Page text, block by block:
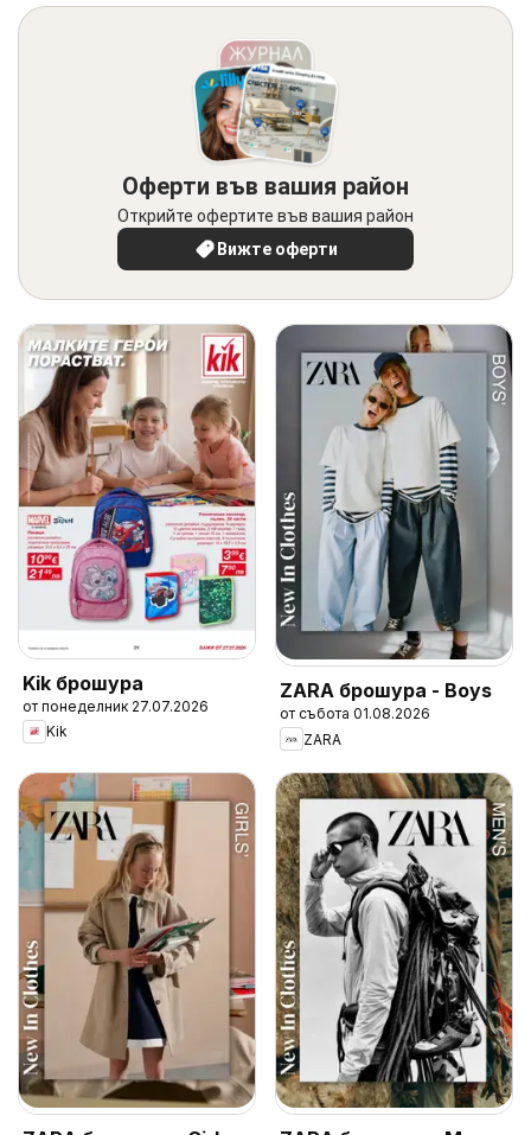
Оферти във вашия район
Открийте офертите във вашия район
Вижте оферти
Kik брошура
от понеделник 27.07.2026
Kik
ZARA брошура - Boys
от събота 01.08.2026
ZARA